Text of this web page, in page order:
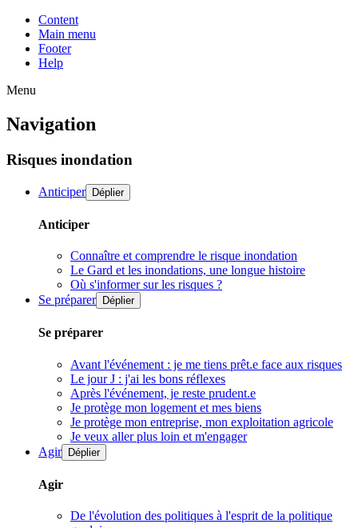
Content
Main menu
Footer
Help
Menu
Navigation
Risques inondation
Anticiper Déplier
Anticiper
Connaître et comprendre le risque inondation
Le Gard et les inondations, une longue histoire
Où s'informer sur les risques ?
Se préparer
Déplier
Se préparer
Avant l'événement : je me tiens prêt.e face aux risques
Le jour J : j'ai les bons réflexes
Après l'événement, je reste prudent.e
Je protège mon logement et mes biens
Je protège mon entreprise, mon exploitation agricole
Je veux aller plus loin et m'engager
Agir Déplier
Agir
De l'évolution des politiques à l'esprit de la politique